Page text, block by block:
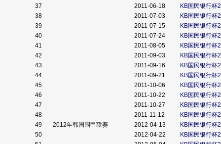
37
2011-06-18
KB国民银行杯
38
2011-07-03
KB国民银行杯
39
2011-07-15
KB国民银行杯
40
2011-07-24
KB国民银行杯
41
2011-08-05
KB国民银行杯
42
2011-09-03
KB国民银行杯
43
2011-09-16
KB国民银行杯
44
2011-09-21
KB国民银行杯
45
2011-10-06
KB国民银行杯
46
2011-10-22
KB国民银行杯
47
2011-10-27
KB国民银行杯
48
2011-11-12
KB国民银行杯
49
2012年韩国围甲联赛 2012-04-13
KB国民银行杯
50
2012-04-22
KB国民银行杯